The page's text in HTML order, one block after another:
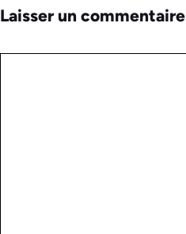
Laisser un commentaire